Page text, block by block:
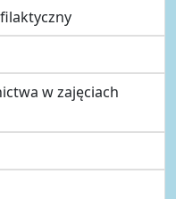
w zajęciach